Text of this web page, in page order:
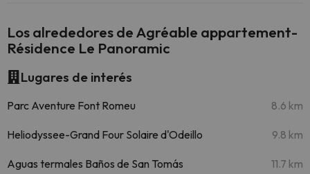
Los alrededores de Agréable appartement-
Résidence Le Panoramic
Lugares de interés
Parc Aventure Font Romeu 8.6 km
Heliodyssee-Grand Four Solaire d'Odeillo 9.8 km
Aguas termales Baños de San Tomás 11.7 km